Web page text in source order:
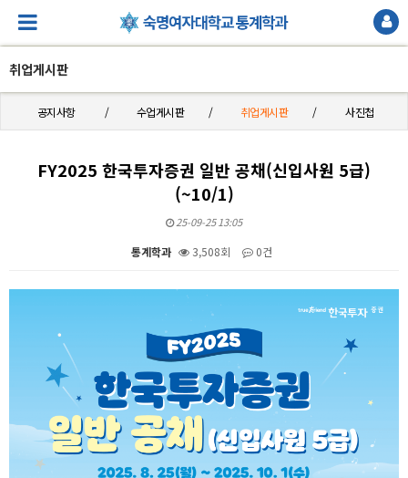
취업게시판
공지사항 수업게시판 취업게시판 사진첩
FY2025 한국투자증권 일반 공채(신입사원 5급)
(~10/1)
25-09-25 13:05
통계학과 3,508회 0건